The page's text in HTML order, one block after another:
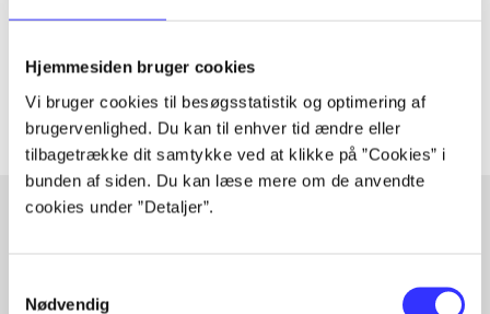
Hjemmesiden bruger cookies
Vi bruger cookies til besøgsstatistik og optimering af
brugervenlighed. Du kan til enhver tid ændre eller
tilbagetrække dit samtykke ved at klikke på ”Cookies” i
bunden af siden. Du kan læse mere om de anvendte
cookies under ”Detaljer”.
Nødvendig
Artiklerne i handler ofte om
Fra